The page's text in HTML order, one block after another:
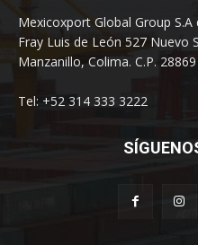
Mexicoxport Global Group S.A
Fray Luis de León 527 Nuevo
Manzanillo, Colima. C.P. 28869
Tel: +52 314 333 3222